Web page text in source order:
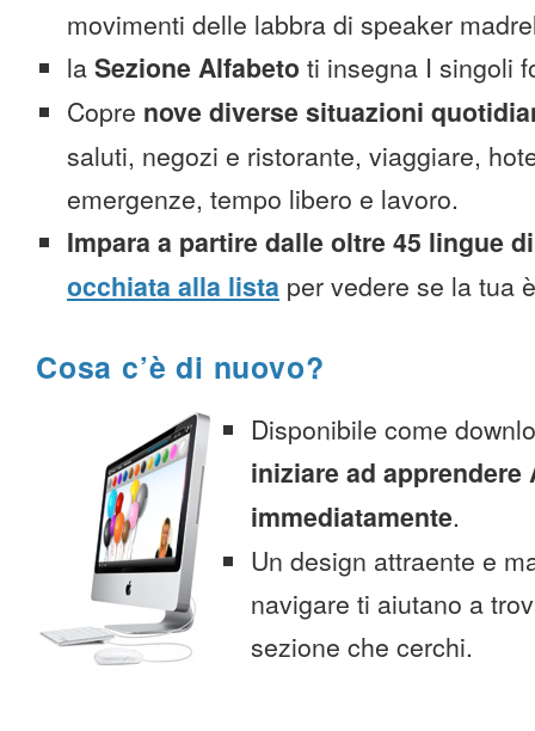
movimenti delle labbra di speaker
la Sezione Alfabeto ti insegna I singoli
Copre nove diverse situazioni
saluti, negozi e ristorante, viaggiare,
emergenze, tempo libero e lavoro.
Impara a partire dalle oltre 45 lingue
occhiata alla lista per vedere se la tua
Cosa c’è di nuovo?
Disponibile come
iniziare ad apprendere
immediatamente.
Un design attraente e
navigare ti aiutano a
sezione che cerchi.